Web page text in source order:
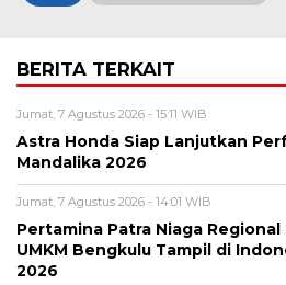
BERITA TERKAIT
Jumat, 7 Agustus 2026 - 15:11 WIB
Astra Honda Siap Lanjutkan
Mandalika 2026
Jumat, 7 Agustus 2026 - 14:01 WIB
Pertamina Patra Niaga Regional
UMKM Bengkulu Tampil di
2026